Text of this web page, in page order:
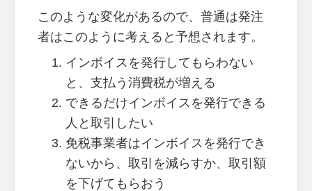
このような変化があるので、普通は発注
者はこのように考えると予想されます。
インボイスを発行してもらわない
と、支払う消費税が増える
できるだけインボイスを発行できる
人と取引したい
免税事業者はインボイスを発行でき
ないから、取引を減らすか、取引額
を下げてもらおう